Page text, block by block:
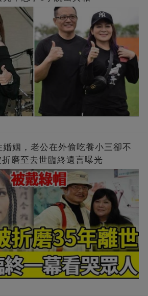
姻，老公在外偷吃養小三卻不
磨至去世臨終遺言曝光